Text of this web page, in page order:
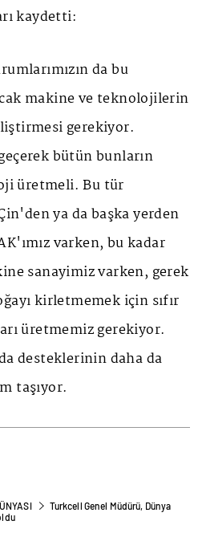
kaydetti:
da bu
makine ve teknolojilerin
gerekiyor.
bütün bunların
üretmeli. Bu tür
ya da başka yerden
varken, bu kadar
sanayimiz varken, gerek
kirletmemek için sıfır
üretmemiz gerekiyor.
desteklerinin daha da
taşıyor.
Turkcell Genel Müdürü, Dünya